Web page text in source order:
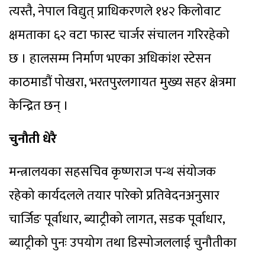
त्यस्तै, नेपाल विद्युत् प्राधिकरणले १४२ किलोवाट
क्षमताका ६२ वटा फास्ट चार्जर संचालन गरिरहेको
छ । हालसम्म निर्माण भएका अधिकांश स्टेसन
काठमाडौं पोखरा, भरतपुरलगायत मुख्य सहर क्षेत्रमा
केन्द्रित छन् ।
चुनाैती धेरै
मन्त्रालयका सहसचिव कृष्णराज पन्थ संयोजक
रहेको कार्यदलले तयार पारेको प्रतिवेदनअनुसार
चार्जिङ पूर्वाधार, ब्याट्रीको लागत, सडक पूर्वाधार,
ब्याट्रीको पुनः उपयोग तथा डिस्पोजललाई चुनौतीका